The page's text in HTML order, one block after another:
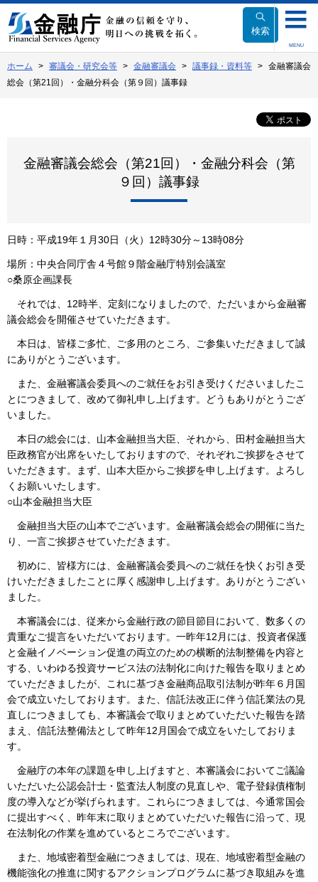
文
へ
動
検索
MENU
ホーム 審議会・研究会等 金融審議会 議事録・資料等
金融審議会
総会（第21回）・金融分科会（第９回）議事録
金融審議会総会（第21回）・金融分科会（第
９回）議事録
日時：平成19年１月30日（火）12時30分～13時08分
場所：中央合同庁舎４号館９階金融庁特別会議室
○桑原企画課長
それでは、12時半、定刻になりましたので、ただいまから金融審
議会総会を開催させていただきます。
本日は、皆様ご多忙、ご多用のところ、ご参集いただきまして誠
にありがとうございます。
また、金融審議会委員へのご就任をお引き受けくださいましたこ
とにつきまして、改めて御礼申し上げます。どうもありがとうござ
いました。
本日の総会には、山本金融担当大臣、それから、田村金融担当大
臣政務官が出席をいたしておりますので、それぞれご挨拶をさせて
いただきます。まず、山本大臣からご挨拶を申し上げます。よろし
くお願いいたします。
○山本金融担当大臣
金融担当大臣の山本でございます。金融審議会総会の開催に当た
り、一言ご挨拶させていただきます。
初めに、皆様方には、金融審議会委員へのご就任を快くお引き受
けいただきましたことに厚く感謝申し上げます。ありがとうござい
ました。
本審議会には、従来から金融行政の節目節目において、数多くの
貴重なご提言をいただいております。一昨年12月には、投資者保護
と金融イノベーション促進の両立のための横断的法制整備を内容と
する、いわゆる投資サービス法の法制化に向けた報告を取りまとめ
ていただきましたが、これに基づき金融商品取引法制が昨年６月国
会で成立いたしております。また、信託法改正に伴う信託業法の見
直しにつきましても、本審議会で取りまとめていただいた報告を踏
まえ、信託法整備法として昨年12月国会で成立をいたしておりま
す。
金融庁の本年の課題を申し上げますと、本審議会においてご議論
いただいた公認会計士・監査法人制度の見直しや、電子登録債権制
度の導入などが挙げられます。これらにつきましては、今通常国会
に提出すべく、昨年末に取りまとめていただいた報告に沿って、現
在法制化の作業を進めているところでございます。
また、地域密着型金融につきましては、現在、地域密着型金融の
機能強化の推進に関するアクションプログラムに基づき取組みを進